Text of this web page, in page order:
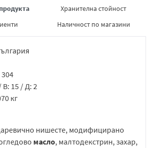
Хранителна стойност
Наличност по магазини
304
15 / Д: 2
кг
нишесте, модифицирано
масло, малтодекстрин, захар,